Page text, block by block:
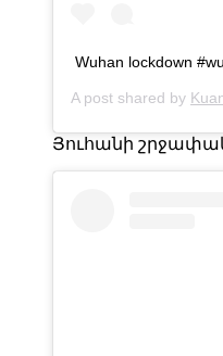
Wuhan lockdown
A post shared by
Յուհանի